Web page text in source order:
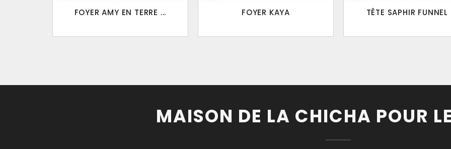
FOYER AMY EN TERRE ... FOYER KAYA TÊTE SAPHIR FUNNEL
MAISON DE LA CHICHA POUR